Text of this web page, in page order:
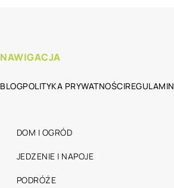
NAWIGACJA
BLOGPOLITYKA PRYWATNOŚCIREGULAMIN
DOM I OGRÓD
JEDZENIE I NAPOJE
PODRÓŻE